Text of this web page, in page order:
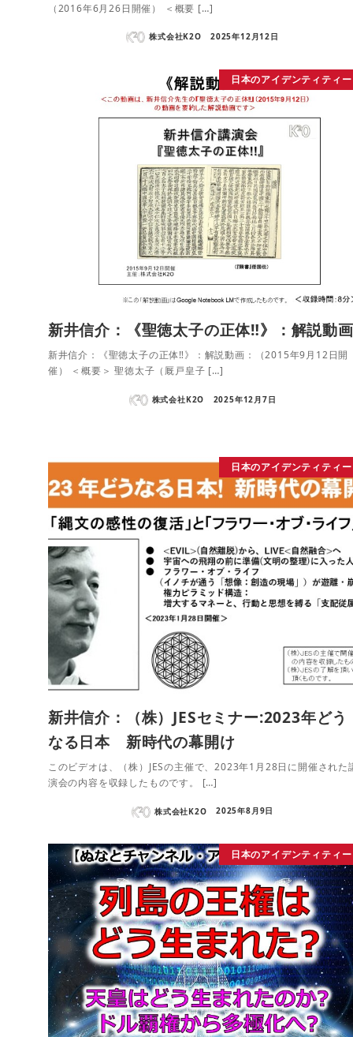
（2016年6月26日開催） ＜概要 […]
株式会社K2O 2025年12月12日
日本のアイデンティティー
新井信介：《聖徳太子の正体‼》：解説動画
新井信介：《聖徳太子の正体‼》：解説動画：（2015年9月12日開
催） ＜概要＞ 聖徳太子（厩戸皇子 […]
株式会社K2O 2025年12月7日
日本のアイデンティティー
新井信介：（株）JESセミナー:2023年どう
なる日本 新時代の幕開け
このビデオは、（株）JESの主催で、2023年1月28日に開催された
演会の内容を収録したものです。 […]
株式会社K2O 2025年8月9日
日本のアイデンティティー